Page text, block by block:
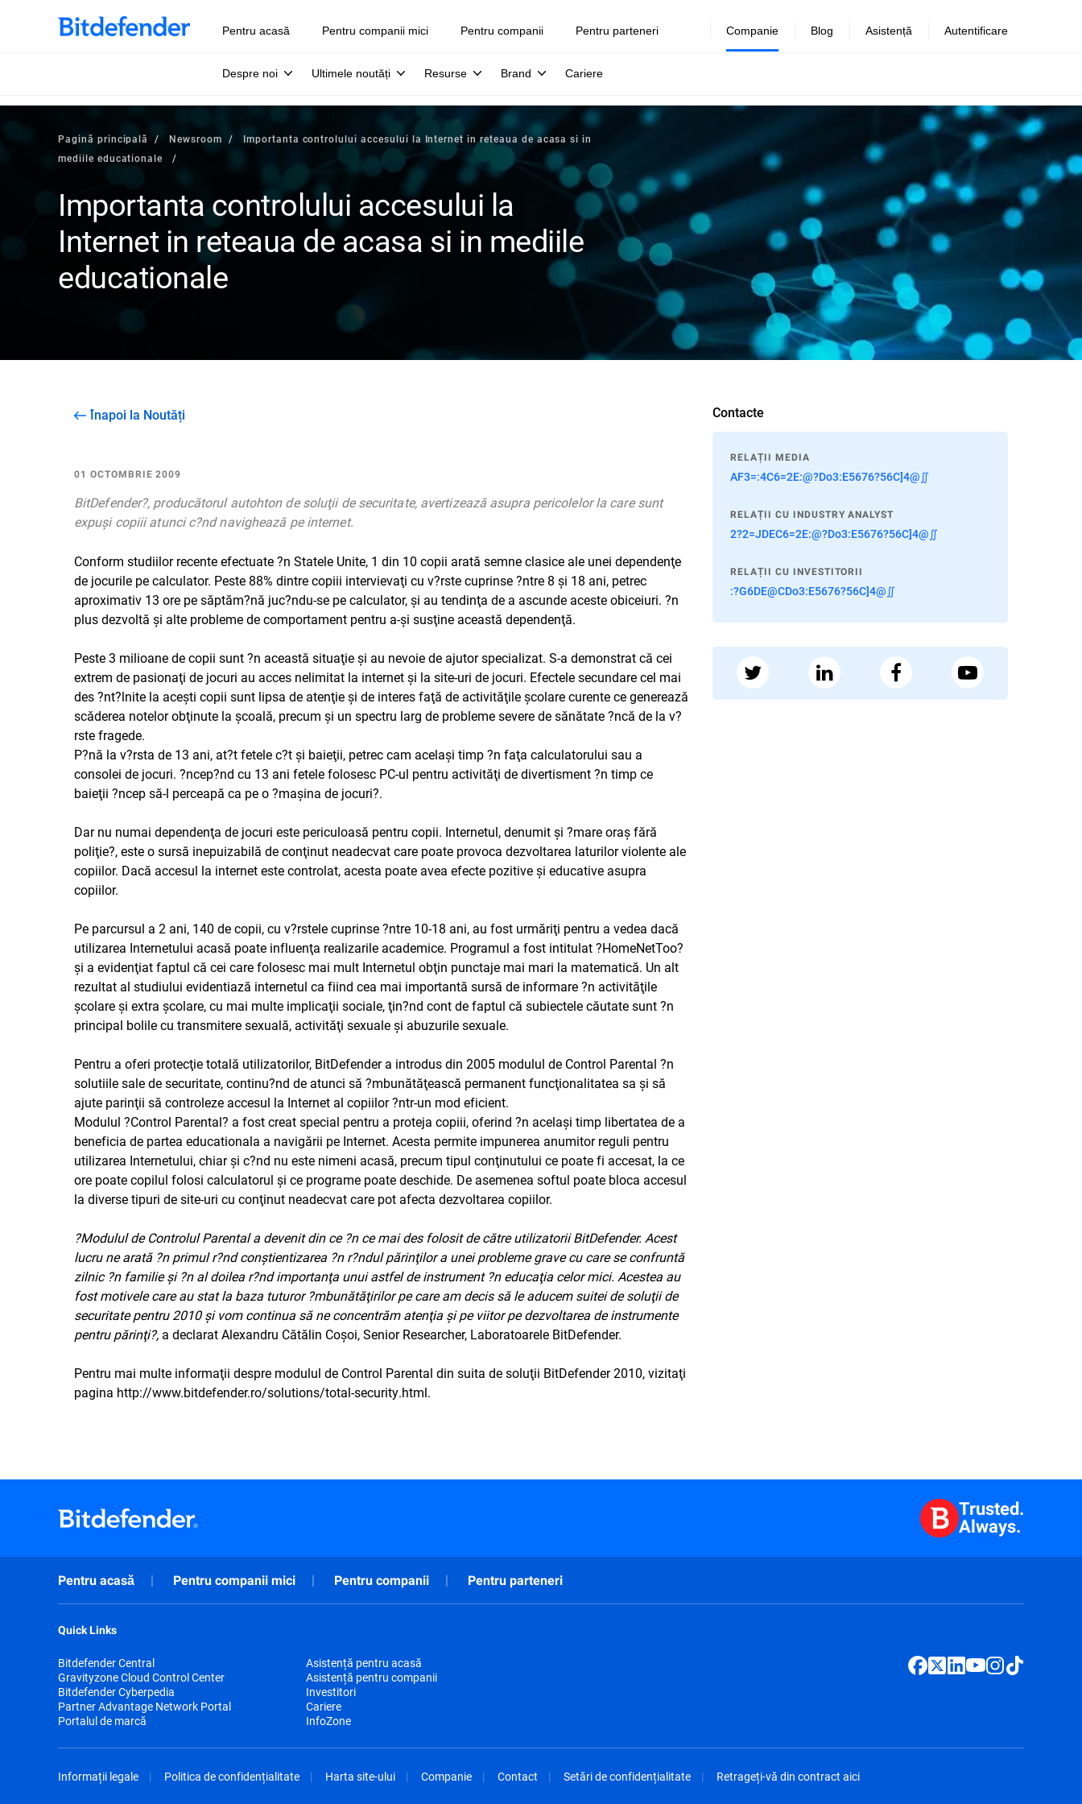
Pentru acasă Pentru companii mici Pentru companii Pentru parteneri Companie
Despre noi Ultimele noutăți Resurse Brand Cariere
Blog Asistență Autentificare
Pagină principală Newsroom
Importanta controlului accesului la Internet in reteaua de acasa si in
mediile educationale
Importanta controlului accesului la
Internet in reteaua de acasa si in mediile
educationale
Înapoi la Noutăți
01 OCTOMBRIE 2009
BitDefender?, producătorul autohton de soluţii de securitate, avertizează asupra pericolelor la care sunt
expuşi copiii atunci c?nd navighează pe internet.
Conform studiilorrecente efectuate ?n Statele Unite, 1 din 10 copii arată semne clasice ale unei dependenţe
de jocurile pe calculator. Peste 88% dintre copiii intervievaţi cu v?rste cuprinse ?ntre 8 şi 18 ani, petrec
aproximativ 13 ore pe săptăm?nă juc?ndu-se pe calculator, şi au tendinţa de a ascunde aceste obiceiuri. ?n
plus dezvoltă şi alte probleme de comportament pentru a-şi susţine această dependenţă.
Peste 3 milioane de copii sunt ?n această situaţie şi au nevoie de ajutor specializat. S-a demonstrat că cei
extrem de pasionaţi de jocuri au acces nelimitat la internet şi la site-uri de jocuri. Efectele secundare cel mai
des ?nt?lnite la aceşti copii sunt lipsa de atenţie şi de interes faţă de activităţile şcolare curente ce generează
scăderea notelor obţinute la şcoală, precum şi un spectru larg de probleme severe de sănătate ?ncă de la v?
rste fragede.
P?nă la v?rsta de 13 ani, at?t fetele c?t şi baieţii, petrec cam acelaşi timp ?n faţa calculatorului sau a
consolei de jocuri. ?ncep?nd cu 13 ani fetele folosesc PC-ul pentru activităţi de divertisment ?n timp ce
baieţii ?ncep să-l perceapă ca pe o ?maşina de jocuri?.
Dar nu numai dependenţa de jocuri este periculoasă pentru copii. Internetul, denumit şi ?mare oraş fără
poliţie?, este o sursă inepuizabilă de conţinut neadecvat care poate provoca dezvoltarea laturilor violente ale
copiilor. Dacă accesul la internet este controlat, acesta poate avea efecte pozitive şi educative asupra
copiilor.
Pe parcursul a 2 ani, 140 de copii, cu v?rstele cuprinse ?ntre 10-18 ani, au fost urmăriţi pentru a vedea dacă
utilizarea Internetului acasă poate influenţa realizarile academice. Programul a fost intitulat ?HomeNetToo?
şi a evidenţiat faptul că cei care folosesc mai mult Internetul obţin punctaje mai mari la matematică. Un alt
rezultat al studiului evidentiază internetul ca fiind cea mai importantă sursă de informare ?n activităţile
şcolare şi extra şcolare, cu mai multe implicaţii sociale, ţin?nd cont de faptul că subiectele căutate sunt ?n
principal bolile cu transmitere sexuală, activităţi sexuale şi abuzurile sexuale.
Pentru a oferi protecţie totală utilizatorilor, BitDefender a introdus din 2005 modulul de Control Parental ?n
solutiile sale de securitate, continu?nd de atunci să ?mbunătăţească permanent funcţionalitatea sa şi să
ajute parinţii să controleze accesul la Internet al copiilor ?ntr-un mod eficient.
Modulul ?Control Parental? a fost creat special pentru a proteja copiii, oferind ?n acelaşi timp libertatea de a
beneficia de partea educationala a navigării pe Internet. Acesta permite impunerea anumitor reguli pentru
utilizarea Internetului, chiar şi c?nd nu este nimeni acasă, precum tipul conţinutului ce poate fi accesat, la ce
ore poate copilul folosi calculatorul şi ce programe poate deschide. De asemenea softul poate bloca accesul
la diverse tipuri de site-uri cu conţinut neadecvat care pot afecta dezvoltarea copiilor.
?Modulul de Controlul Parental a devenit din ce ?n ce mai des folosit de către utilizatorii BitDefender. Acest
lucru ne arată ?n primul r?nd conştientizarea ?n r?ndul părinţilor a unei probleme grave cu care se confruntă
zilnic ?n familie şi ?n al doilea r?nd importanţa unui astfel de instrument ?n educaţia celor mici. Acestea au
fost motivele care au stat la baza tuturor ?mbunătăţirilor pe care am decis să le aducem suitei de soluţii de
securitate pentru 2010 şi vom continua să ne concentrăm atenţia şi pe viitor pe dezvoltarea de instrumente
pentru părinţi?, a declarat Alexandru Cătălin Coşoi, Senior Researcher, Laboratoarele BitDefender.
Pentru mai multe informaţii despre modulul de Control Parental din suita de soluţii BitDefender 2010, vizitaţi
pagina http://www.bitdefender.ro/solutions/total-security.html.
Contacte
RELAȚII MEDIA
AF3=:4C6=2E:@?Do3:E5676?56C]4@∬
RELAȚII CU INDUSTRY ANALYST
2?2=JDEC6=2E:@?Do3:E5676?56C]4@∬
RELAȚII CU INVESTITORII
:?G6DE@CDo3:E5676?56C]4@∬
Trusted.
Always.
Pentru acasă Pentru companii mici Pentru companii Pentru parteneri
Quick Links
Bitdefender Central
Gravityzone Cloud Control Center
Bitdefender Cyberpedia
Partner Advantage Network Portal
Portalul de marcă
Asistență pentru acasă
Asistență pentru companii
Investitori
Cariere
InfoZone
Informații legale Politica de confidențialitate Harta site-ului Companie Contact Setări de confidențialitate Retrageți-vă din contract aici